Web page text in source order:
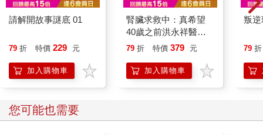
「飛機沒有失蹤嗎？沒有摔壞嗎？」我不敢相信。
「沒有啊。」
「飛機掉到海裡還撈得出來嗎？」
字？」
請解開故事謎底 01
79 折 特價 229 元
加入購物車
腎臟求救中：真希望
40歲之前洪永祥醫師
就告訴我這些事
79 折 特價 379 元
加入購物車
叛逆
79 折
您可能也需要